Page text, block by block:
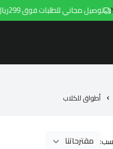
توصيل مجاني للطلبات فوق 299ريال داخل مدينه الرياض مع توصيل هامتارو
أطواق للكلاب